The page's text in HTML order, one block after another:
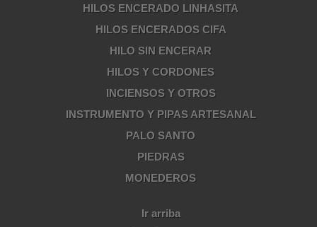
HILOS ENCERADO LINHASITA
HILOS ENCERADOS CIFA
HILO SIN ENCERAR
HILOS Y CORDONES
INCIENSOS Y OTROS
INSTRUMENTO Y PIPAS ARTESANAL
PALO SANTO
PIEDRAS
MONEDEROS
Ir arriba